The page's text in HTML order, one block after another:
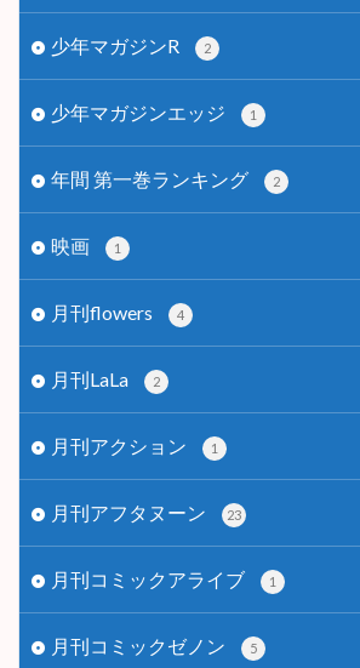
少年マガジンR 2
少年マガジンエッジ 1
年間 第一巻ランキング 2
映画 1
月刊flowers 4
月刊LaLa 2
月刊アクション 1
月刊アフタヌーン 23
月刊コミックアライブ 1
月刊コミックゼノン 5